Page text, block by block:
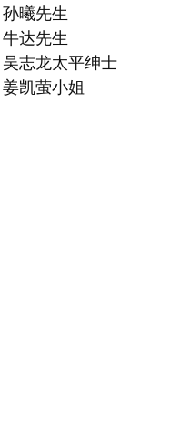
孙曦先生
牛达先生
吴志龙太平绅士
姜凯萤小姐